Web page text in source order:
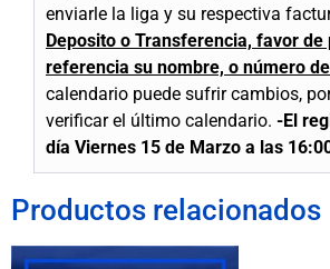
enviarle la liga y su respectiva
Deposito o Transferencia, favor de
referencia su nombre, o número
calendario puede sufrir cambios,
verificar el último calendario. -El
día Viernes 15 de Marzo a las
Productos relacionados